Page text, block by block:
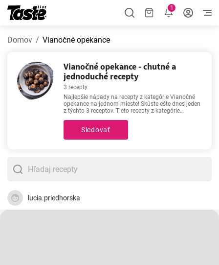
1
Domov Vianočné opekance
Vianočné opekance - chutné a
jednoduché recepty
3 recepty
Najlepšie nápady na recepty z kategórie Vianočné
opekance na jednom mieste! Skúste ešte dnes jeden
z týchto 3 receptov. Tieto recepty z kategórie
ingrediencí a postupu dozviete aj približný čas
prípravy a počet porcií. Ak potrebujete pomôcť s
receptom. Úspech zaručený!
Sledovať
lucia.priedhorska